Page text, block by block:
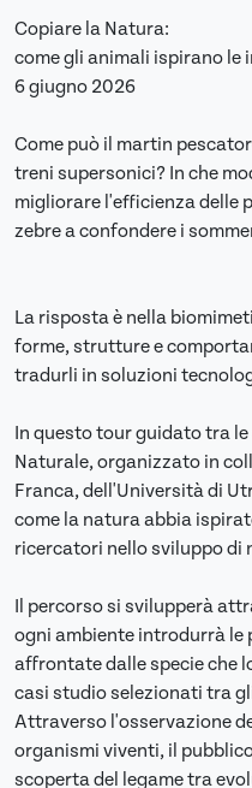
Copiare la Natura:
come gli animali ispirano le
6 giugno 2026
Come può il martin
treni supersonici? In che
migliorare l'efficienza delle
zebre a confondere i
La risposta è nella
forme, strutture e
tradurli in soluzioni
In questo tour guidato tra
Naturale, organizzato in
Franca, dell'Università di
come la natura abbia
ricercatori nello sviluppo di
Il percorso si svilupperà
ogni ambiente introdurrà
affrontate dalle specie che
casi studio selezionati tra
Attraverso l'osservazione
organismi viventi, il
scoperta del legame tra